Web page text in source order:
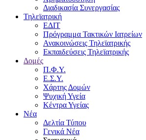
Διαδικασία Συνεργασίας
Τηλεϊατρική
ΕΔΙΤ
Πρόγραμμα Τακτικών Ιατρείων
Ανακοινώσεις Τηλεϊατρικής
Εκπαιδεύσεις Τηλεϊατρικής
Δομές
Π.Φ.Υ.
Ε.Σ.Υ.
Χάρτης Δομών
Ψυχική Υγεία
Κέντρα Υγείας
Νέα
Δελτία Τύπου
Γενικά Νέα